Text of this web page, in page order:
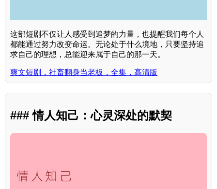
这部短剧不仅让人感受到追梦的力量，也提醒我们每个人
都能通过努力改变命运。无论处于什么境地，只要坚持追
求自己的理想，总能迎来属于自己的那一天。
爽文短剧，社畜翻身当老板，全集，高清版
### 情人知己：心灵深处的默契